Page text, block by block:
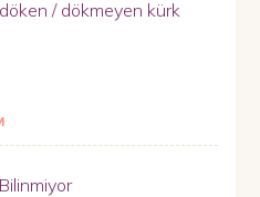
/ dökmeyen kürk
Bilinmiyor